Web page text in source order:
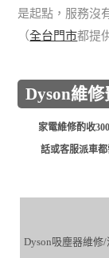
是起點，服務沒
（全台門市都提
Dyson維修
家電維修酌收
話或客服派車
Dyson吸塵器維修/